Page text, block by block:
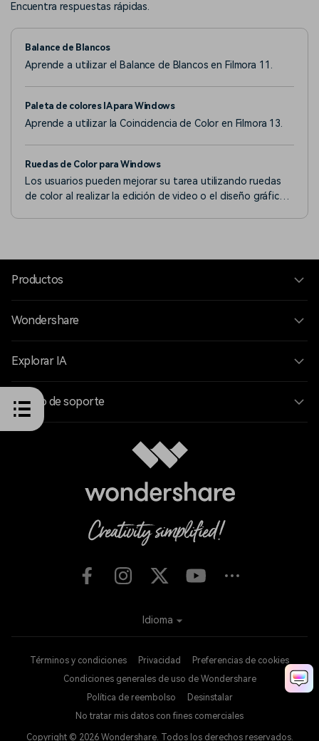
Encuentra respuestas rápidas.
Balance de Blancos
Aprende a utilizar el Balance de Blancos en Filmora 11.
Paleta de colores IA para Windows
Aprende a utilizar la Coincidencia de Color en Filmora 13.
Ruedas de Color para Windows
Los usuarios pueden mejorar su tarea utilizando ruedas
de color al realizar la edición de video o el diseño gráfico
Productos
Wondershare
Explorar IA
Centro de soporte
Términos y condiciones Privacidad
Preferencias de cookies
Condiciones generales de uso de Wondershare
Política de reembolso
Desinstalar
No tratar mis datos con fines comerciales
Copyright © 2026 Wondershare. Todos los derechos reservados.
Idioma